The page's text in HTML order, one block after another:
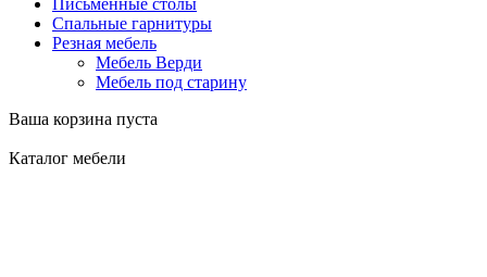
Письменные столы
Спальные гарнитуры
Резная мебель
Мебель Верди
Мебель под старину
Ваша корзина пуста
Каталог мебели